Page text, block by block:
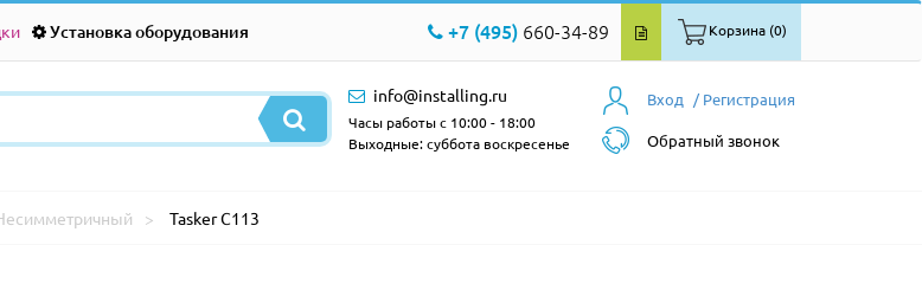
Установка оборудования +7 (495) 660-34-89 Корзина (0)
Вход / Регистрация
Обратный звонок
info@installing.ru
Часы работы с 10:00 - 18:00
Выходные: суббота воскресенье
Tasker C113